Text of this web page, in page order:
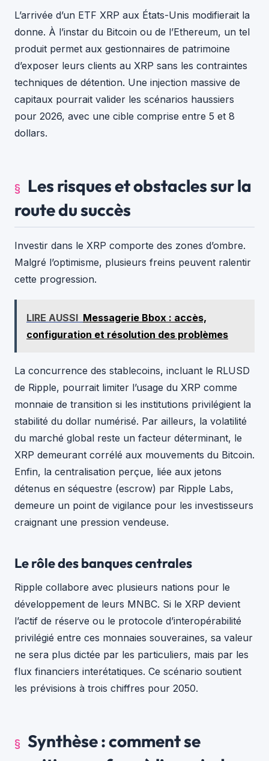
L’arrivée d’un ETF XRP aux États-Unis modifierait la
donne. À l’instar du Bitcoin ou de l’Ethereum, un tel
produit permet aux gestionnaires de patrimoine
d’exposer leurs clients au XRP sans les contraintes
techniques de détention. Une injection massive de
capitaux pourrait valider les scénarios haussiers
pour 2026, avec une cible comprise entre 5 et 8
dollars.
Les risques et obstacles sur la
route du succès
Investir dans le XRP comporte des zones d’ombre.
Malgré l’optimisme, plusieurs freins peuvent ralentir
cette progression.
LIRE AUSSI Messagerie Bbox : accès,
configuration et résolution des problèmes
La concurrence des stablecoins, incluant le RLUSD
de Ripple, pourrait limiter l’usage du XRP comme
monnaie de transition si les institutions privilégient la
stabilité du dollar numérisé. Par ailleurs, la volatilité
du marché global reste un facteur déterminant, le
XRP demeurant corrélé aux mouvements du Bitcoin.
Enfin, la centralisation perçue, liée aux jetons
détenus en séquestre (escrow) par Ripple Labs,
demeure un point de vigilance pour les investisseurs
craignant une pression vendeuse.
Le rôle des banques centrales
Ripple collabore avec plusieurs nations pour le
développement de leurs MNBC. Si le XRP devient
l’actif de réserve ou le protocole d’interopérabilité
privilégié entre ces monnaies souveraines, sa valeur
ne sera plus dictée par les particuliers, mais par les
flux financiers interétatiques. Ce scénario soutient
les prévisions à trois chiffres pour 2050.
Synthèse : comment se